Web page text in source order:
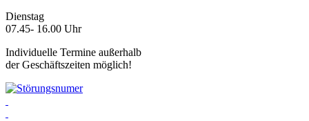
Dienstag
07.45- 16.00 Uhr
Individuelle Termine außerhalb
der Geschäftszeiten möglich!